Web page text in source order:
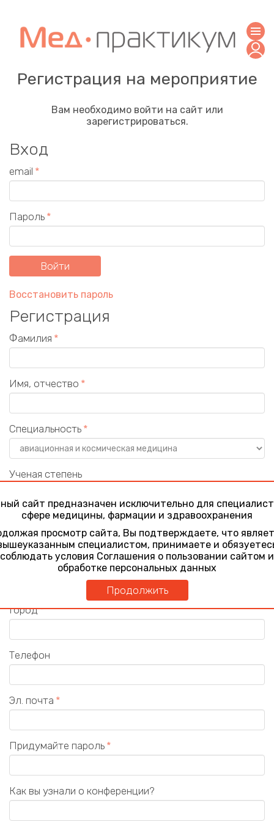
Регистрация на мероприятие
Вам необходимо войти на сайт или
зарегистрироваться.
Вход
email
Пароль
Восстановить пароль
Регистрация
Фамилия
Имя, отчество
Специальность
Ученая степень
Учреждение
Должность
Город
Телефон
Эл. почта
Придумайте пароль
Как вы узнали о конференции?
сайт предназначен исключительно для
сфере медицины, фармации и здравоохранения
просмотр сайта, Вы подтверждаете, что
специалистом, принимаете и
соблюдать условия Соглашения о пользовании сайтом и
обработке персональных данных
Продолжить